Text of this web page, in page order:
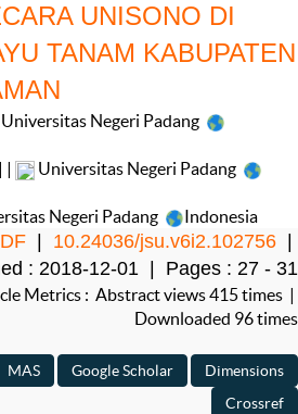
UNISONO DI
TANAM KABUPATEN
Universitas Negeri Padang
Universitas Negeri Padang
Negeri Padang Indonesia
10.24036/jsu.v6i2.102756
: 2018-12-01 | Pages : 27 - 31
Metrics : Abstract views 415 times |
Downloaded 96 times